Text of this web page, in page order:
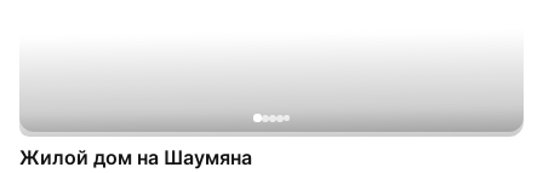
Жилой дом на Шаумяна